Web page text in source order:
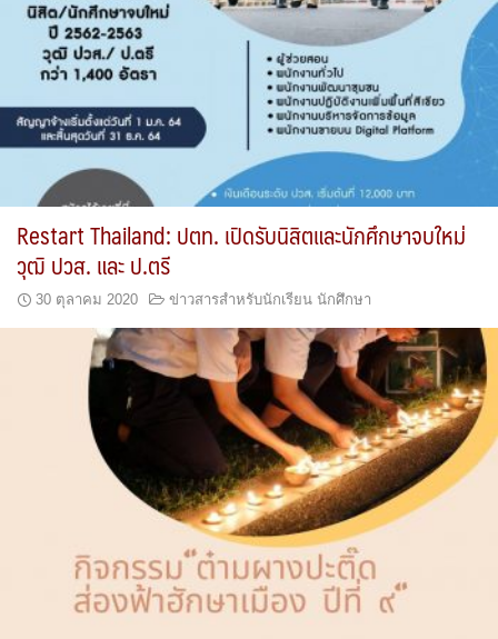
Restart Thailand: ปตท. เปิดรับนิสิตและนักศึกษาจบใหม่
วุฒิ ปวส. และ ป.ตรี
30 ตุลาคม 2020 ข่าวสารสำหรับนักเรียน นักศึกษา